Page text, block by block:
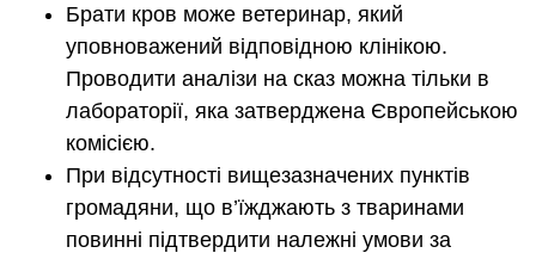
Брати кров може ветеринар, який
уповноважений відповідною клінікою.
Проводити аналізи на сказ можна тільки в
лабораторії, яка затверджена Європейською
комісією.
При відсутності вищезазначених пунктів
громадяни, що в’їжджають з тваринами
повинні підтвердити належні умови за